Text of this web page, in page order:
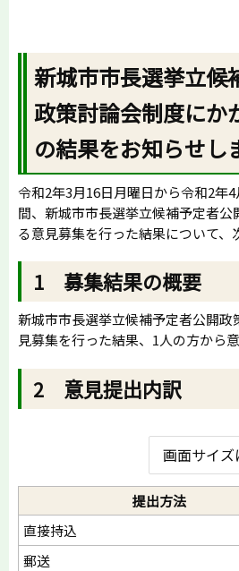
新城市市長選挙立候
政策討論会制度にか
の結果をお知らせし
令和2年3月16日月曜日から令和2年
間、新城市市長選挙立候補予定者
る意見募集を行った結果について、
1 募集結果の概要
新城市市長選挙立候補予定者公開政
見募集を行った結果、1人の方から
2 意見提出内訳
画面サイ
提出方法
直接持込
郵送